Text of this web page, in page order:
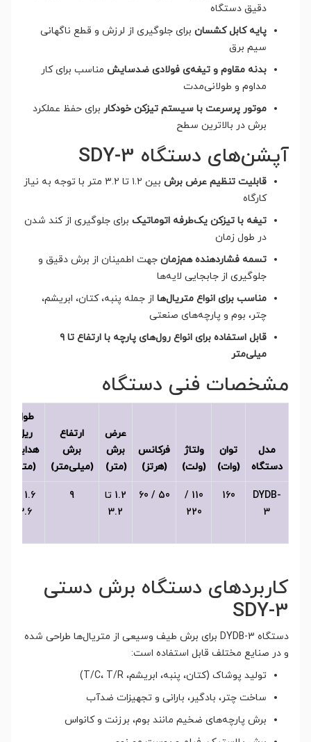
دقیق دستگاه
پایه کابل کشسان برای جلوگیری از لرزش و قطع ناگهانی
سیم برق
بدنه مقاوم و تیغه‌ی فولادی ضدسایش مناسب برای کار
مداوم و طولانی‌مدت
موتور پرسرعت با سیستم تیزکن خودکار برای حفظ عملکرد
برش در بالاترین سطح
آپشن‌های دستگاه SDY-3
قابلیت تنظیم عرض برش
بین ۱.۲ تا ۳.۲ متر با توجه به نیاز
کارگاه
تیغه با تیزکن یک‌طرفه اتوماتیک برای جلوگیری از کند شدن
در طول زمان
تسمه فشاردهنده هم‌زمان جهت اطمینان از برش دقیق و
جلوگیری از جابجایی لایه‌ها
مناسب برای انواع متریال‌ها از جمله پنبه، کتان، ابریشم،
چتر، بوم و پارچه‌های صنعتی
قابل استفاده برای انواع رول‌های پارچه با ارتفاع تا ۹
میلی‌متر
مشخصات فنی دستگاه
مدل
دستگاه
توان
(وات)
ولتاژ
(ولت)
فرکانس
(هرتز)
عرض
برش
(متر)
ارتفاع
برش
(میلی‌متر)
طول
ریل
هدایت
(متر)
DYDB-
3
160
110 /
220
50 / 60
1.2 تا
3.2
9
3.6
کاربردهای دستگاه برش دستی
SDY-3
دستگاه DYDB-3 برای برش طیف وسیعی از متریال‌ها طراحی شده
و در صنایع مختلف قابل استفاده است:
تولید پوشاک (کتان، پنبه، ابریشم، T/C، T/R)
ساخت چتر، بادگیر، بارانی و تجهیزات ضدآب
برش پارچه‌های ضخیم مانند بوم، برزنت و کانواس